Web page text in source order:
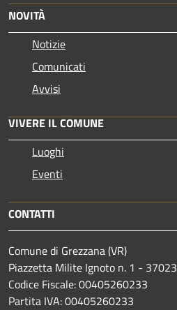
NOVITÀ
Notizie
Comunicati
Avvisi
VIVERE IL COMUNE
Luoghi
Eventi
CONTATTI
Comune di Grezzana (VR)
Piazzetta Milite Ignoto n. 1 - 37023
Codice Fiscale: 00405260233
Partita IVA: 00405260233